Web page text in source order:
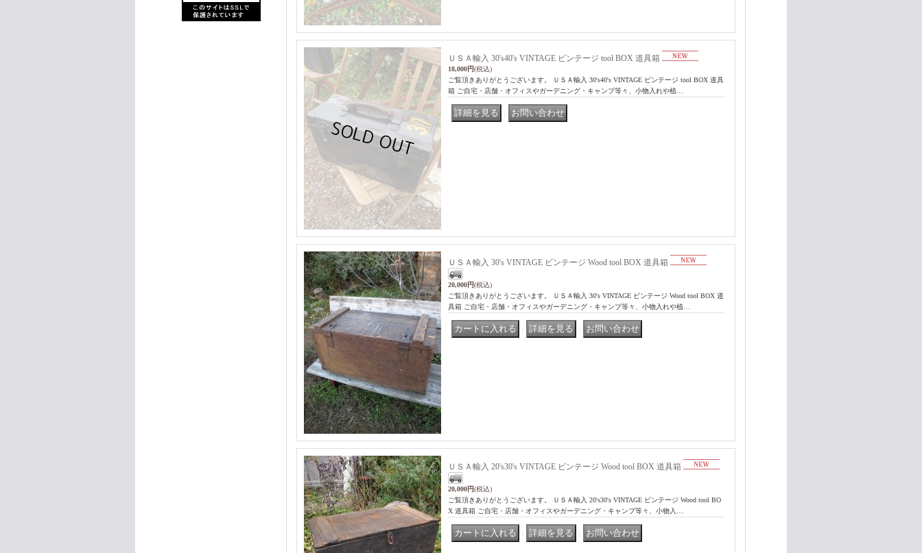
ＵＳＡ輸入 30's40's VINTAGE ビンテージ tool BOX 道具箱
18,000円(税込)
ご覧頂きありがとうございます。 ＵＳＡ輸入 30's40's VINTAGE ビンテージ tool BOX 道具
箱 ご自宅・店舗・オフィスやガーデニング・キャンプ等々、小物入れや植…
ＵＳＡ輸入 30's VINTAGE ビンテージ Wood tool BOX 道具箱
20,000円(税込)
ご覧頂きありがとうございます。 ＵＳＡ輸入 30's VINTAGE ビンテージ Wood tool BOX 道
具箱 ご自宅・店舗・オフィスやガーデニング・キャンプ等々、小物入れや植…
ＵＳＡ輸入 20's30's VINTAGE ビンテージ Wood tool BOX 道具箱
20,000円(税込)
ご覧頂きありがとうございます。 ＵＳＡ輸入 20's30's VINTAGE ビンテージ Wood tool BO
X 道具箱 ご自宅・店舗・オフィスやガーデニング・キャンプ等々、小物入…